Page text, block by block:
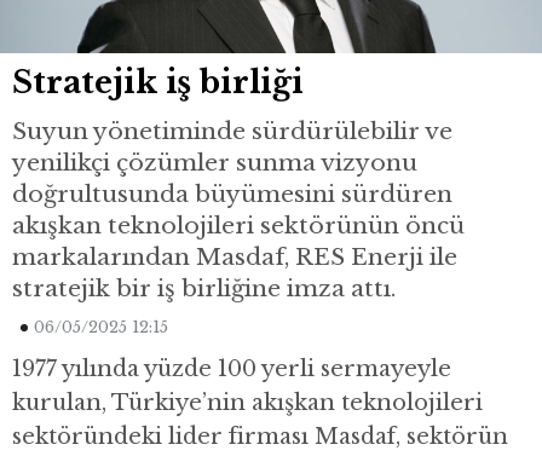
Stratejik iş birliği
Suyun yönetiminde sürdürülebilir ve
yenilikçi çözümler sunma vizyonu
doğrultusunda büyümesini sürdüren
akışkan teknolojileri sektörünün öncü
markalarından Masdaf, RES Enerji ile
stratejik bir iş birliğine imza attı.
06/05/2025 12:15
1977 yılında yüzde 100 yerli sermayeyle
kurulan, Türkiye’nin akışkan teknolojileri
sektöründeki lider firması Masdaf, sektörün